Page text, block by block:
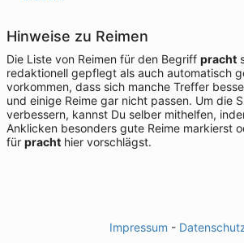
Hinweise zu Reimen
Die Liste von Reimen für den Begriff pracht
redaktionell gepflegt als auch automatisch
vorkommen, dass sich manche Treffer
und einige Reime gar nicht passen. Um die
verbessern, kannst Du selber mithelfen,
Anklicken besonders gute Reime markierst
für pracht hier vorschlägst.
Impressum -